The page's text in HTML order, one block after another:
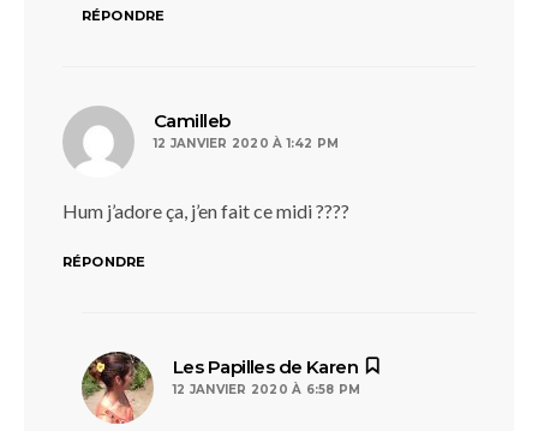
RÉPONDRE
Camillebdit :
12 JANVIER 2020 À 1:42 PM
Hum j’adore ça, j’en fait ce midi ????
RÉPONDRE
Les Papilles de Karen
12 JANVIER 2020 À 6:58 PM